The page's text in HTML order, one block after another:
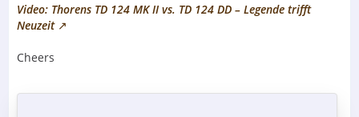
Video: Thorens TD 124 MK II vs. TD 124 DD – Legende trifft
Neuzeit
Cheers